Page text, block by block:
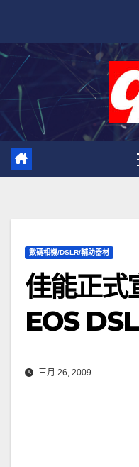
內
數碼相機/DSLR/輔助器材
佳能正式
EOS
三月 26, 2009